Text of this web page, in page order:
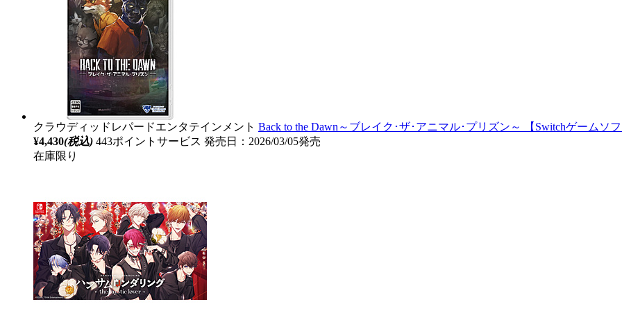
クラウディッドレパードエンタテインメント Back to the Dawn～ブレイク･ザ･アニマル･プリズン～ 【Switchゲームソ
¥4,430(税込) 443ポイントサービス 発売日：2026/03/05発売
在庫限り